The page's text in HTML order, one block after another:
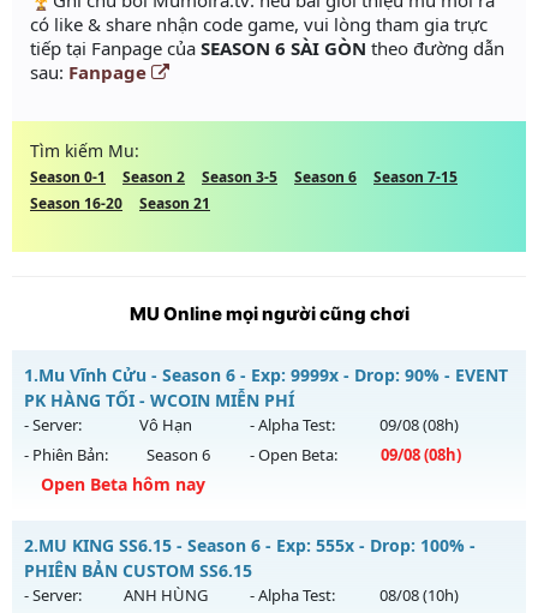
có like & share nhận code game, vui lòng tham gia trực
tiếp tại Fanpage của SEASON 6 SÀI GÒN theo đường dẫn
sau: Fanpage
Tìm kiếm Mu:
Season 0-1 Season 2 Season 3-5 Season 6
Season 7-15
Season 16-20
Season 21
MU Online mọi người cũng chơi
1.Mu Vĩnh Cửu - Season 6 - Exp: 9999x - Drop: 90% - EVENT
PK HÀNG TỐI - WCOIN MIỄN PHÍ
- Server: Vô Hạn - Alpha Test: 09/08(08h)
- Phiên Bản:
Season 6 - Open Beta: 09/08(08h)
Open Beta hôm nay
Mu mới ra tháng 08 2026 - Mở máy chủ
ngày 09/08/2626
2.MU KING SS6.15 - Season 6 - Exp: 555x - Drop: 100% -
PHIÊN BẢN CUSTOM SS6.15
- Server: ANH HÙNG - Alpha Test: 08/08(10h)